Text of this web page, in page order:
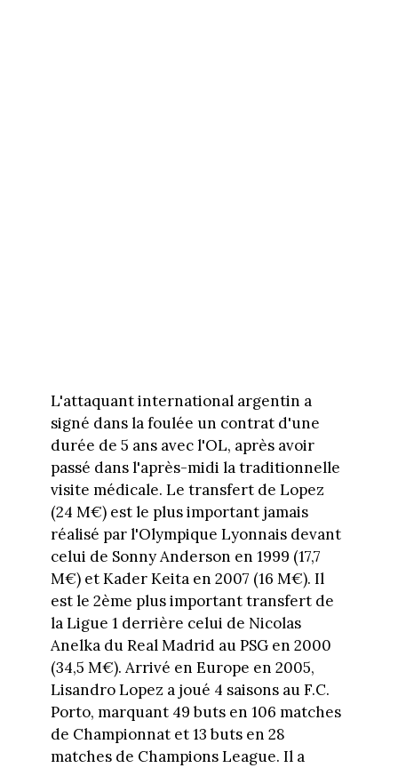
L'attaquant international argentin a
signé dans la foulée un contrat d'une
durée de 5 ans avec l'OL, après avoir
passé dans l'après-midi la traditionnelle
visite médicale. Le transfert de Lopez
(24 M€) est le plus important jamais
réalisé par l'Olympique Lyonnais devant
celui de Sonny Anderson en 1999 (17,7
M€) et Kader Keita en 2007 (16 M€). Il
est le 2ème plus important transfert de
la Ligue 1 derrière celui de Nicolas
Anelka du Real Madrid au PSG en 2000
(34,5 M€). Arrivé en Europe en 2005,
Lisandro Lopez a joué 4 saisons au F.C.
Porto, marquant 49 buts en 106 matches
de Championnat et 13 buts en 28
matches de Champions League. Il a